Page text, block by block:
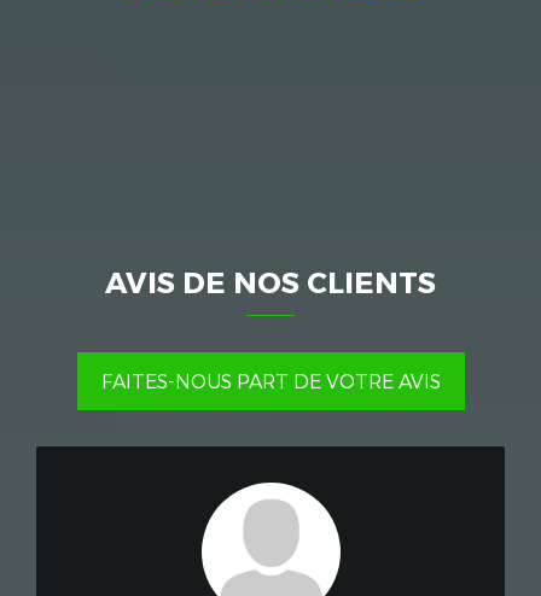
AVIS DE NOS CLIENTS
FAITES-NOUS PART DE VOTRE AVIS